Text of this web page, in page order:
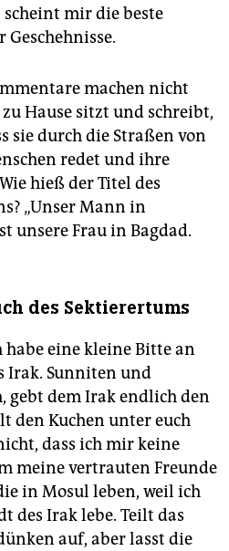
mir die beste
machen nicht
Hause sitzt und schreibt,
sie durch die Straßen von
redet und ihre
hieß der Titel des
„Unser Mann in
unsere Frau in Bagdad.
des Sektierertums
habe eine kleine Bitte an
Irak. Sunniten und
gebt dem Irak endlich den
den Kuchen unter euch
dass ich mir keine
meine vertrauten Freunde
in Mosul leben, weil ich
des Irak lebe. Teilt das
auf, aber lasst die